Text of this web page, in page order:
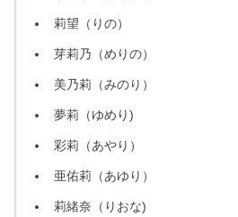
莉望（りの）
芽莉乃（めりの）
美乃莉（みのり）
夢莉（ゆめり)
彩莉（あやり）
亜佑莉（あゆり）
莉緒奈（りおな)